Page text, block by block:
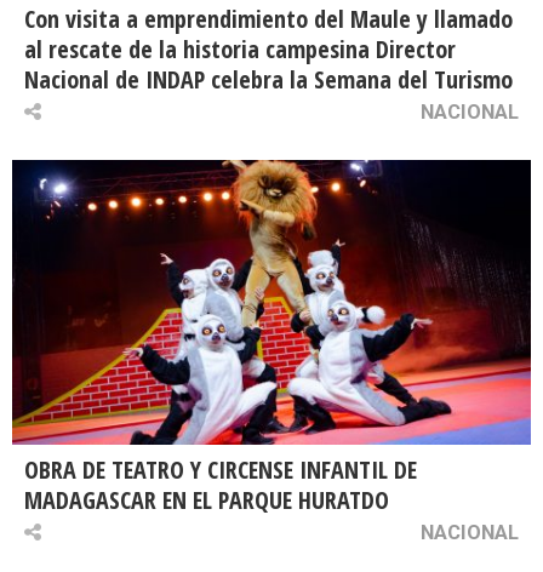
Con visita a emprendimiento del Maule y llamado
al rescate de la historia campesina Director
Nacional de INDAP celebra la Semana del Turismo
NACIONAL
OBRA DE TEATRO Y CIRCENSE INFANTIL DE
MADAGASCAR EN EL PARQUE HURATDO
NACIONAL